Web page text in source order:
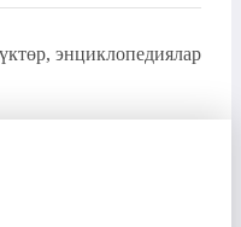
энциклопедиялар